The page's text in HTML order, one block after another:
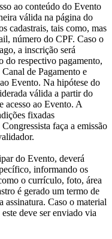
ao conteúdo do Evento
válida na página do
cadastrais, tais como, mas
número do CPF. Caso o
a inscrição será
do respectivo pagamento,
de Pagamento e
Evento. Na hipótese do
válida a partir do
acesso ao Evento. A
fixadas
faça a emissão
do Evento, deverá
informando os
o currículo, foto, área
é gerado um termo de
assinatura. Caso o material
deve ser enviado via